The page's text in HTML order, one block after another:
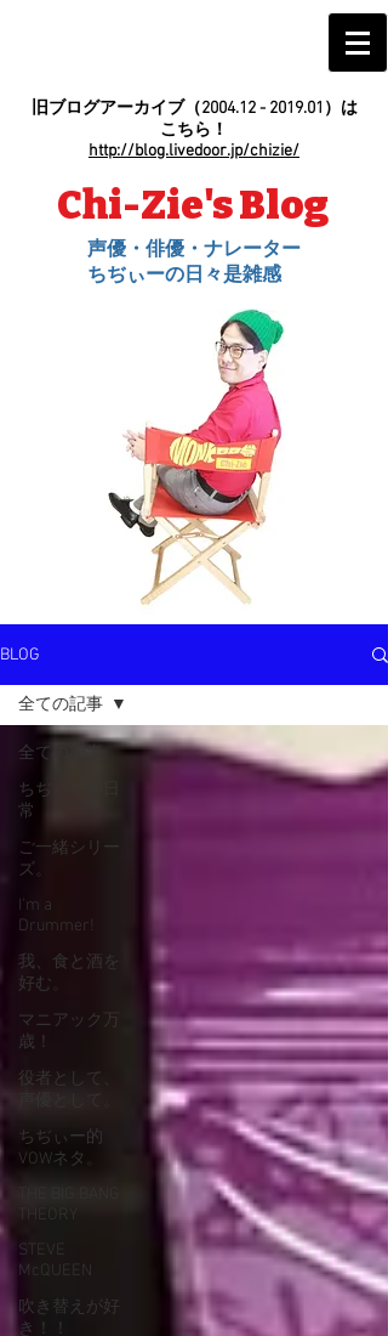
旧ブログアーカイブ（2004.12 - 2019.01）は
こちら！
http://blog.livedoor.jp/chizie/
Chi-Zie's Blog
声優・俳優・ナレーター
ちぢぃーの日々是雑感
BLOG
全ての記事
ちぢぃーの日
常
ご一緒シリー
ズ。
I'm a
Drummer!
我、食と酒を
好む。
マニアック万
歳！
役者として、
ちぢぃー的
VOWネタ。
THEORY
STEVE
McQUEEN
吹き替えが好
き！！
全ての記事